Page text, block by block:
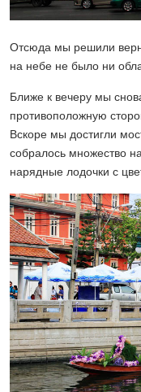
Отсюда мы решили
на небе не было ни
Ближе к вечеру мы
противоположную
Вскоре мы достигли
собралось множество
нарядные лодочки с